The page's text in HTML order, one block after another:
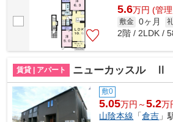
5.6万円 (管
敷金 0ヶ月
2階 / 2LDK /
賃貸 | アパート ニューカッスル Ⅱ
敷0
5.05万円～5.2万
山陰本線 「倉吉 」